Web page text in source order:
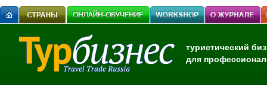
туристический
для